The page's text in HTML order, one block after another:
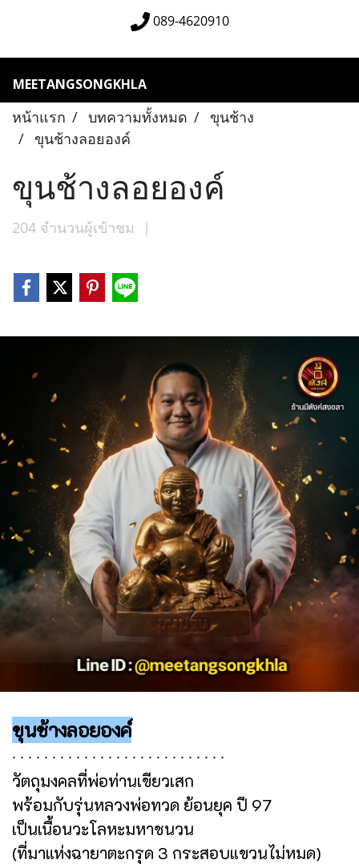
089-4620910
MEETANGSONGKHLA
หน้าแรก บทความทั้งหมด
ขุนช้าง
ขุนช้างลอยองค์
ขุนช้างลอยองค์
204 จำนวนผู้เข้าชม |
ขุนช้างลอยองค์
∙ ∙ ∙ ∙ ∙ ∙ ∙ ∙ ∙ ∙ ∙ ∙ ∙ ∙ ∙ ∙ ∙ ∙ ∙ ∙ ∙ ∙ ∙ ∙ ∙ ∙ ∙
วัตถุมงคลที่พ่อท่านเขียวเสก
พร้อมกับรุ่นหลวงพ่อทวด ย้อนยุค ปี 97
เป็นเนื้อนวะโลหะมหาชนวน
(ที่มาแห่งฉายาตะกรุด 3 กระสอบแขวนไม่หมด)